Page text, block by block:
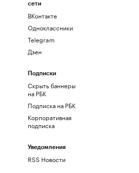
сети
ВКонтакте
Одноклассники
Telegram
Дзен
Подписки
Скрыть баннеры
на РБК
Подписка на РБК
Корпоративная
подписка
Уведомления
RSS Новости